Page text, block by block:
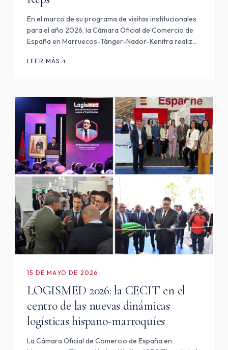
En el marco de su programa de visitas institucionales
para el año 2026, la Cámara Oficial de Comercio de
España en Marruecos-Tánger-Nador-Kenitra realizó,
Manufacturing Morocco, planta industrial
LEER MÁS
15 DE MAYO DE 2026
LOGISMED 2026: la CECIT en el
centro de las nuevas dinámicas
logísticas hispano-marroquíes
La Cámara Oficial de Comercio de España en